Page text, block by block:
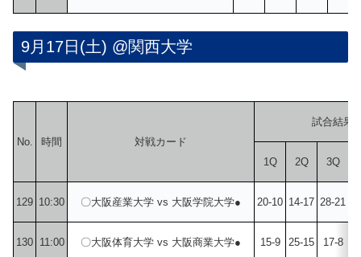
9月17日(土) @関西大学
No. 時間 対戦カード
試合結果
1Q 2Q 3Q
129 10:30 〇大阪産業大学 vs 大阪学院大学● 20-10 14-17 28-21
130 11:00 〇大阪体育大学 vs 大阪商業大学● 15-9 25-15 17-8